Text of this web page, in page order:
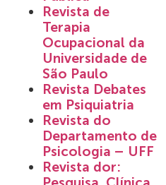
Revista de
Terapia
Ocupacional da
Universidade de
São Paulo
Revista Debates
em Psiquiatria
Revista do
Departamento de
Psicologia – UFF
Revista dor: